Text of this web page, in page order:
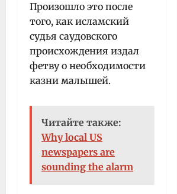
Произошло это после
того, как исламский
судья саудовского
происхождения издал
фетву о необходимости
казни малышей.
Читайте также:
Why local US
newspapers are
sounding the alarm